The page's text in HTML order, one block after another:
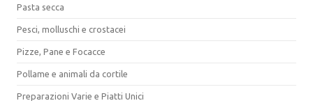
Pasta secca
Pesci, molluschi e crostacei
Pizze, Pane e Focacce
Pollame e animali da cortile
Preparazioni Varie e Piatti Unici